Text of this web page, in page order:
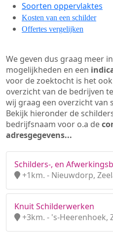
Soorten oppervlaktes
Kosten van een schilder
Offertes vergelijken
We geven dus graag meer
mogelijkheden en een
voor de zoektocht is het
overzicht van de bedrijven
wij graag een overzicht van
Bekijk hieronder de
bedrijfsnaam voor o.a de
adresgegevens...
Schilders-, en
+1km. - Nieuwdorp,
Knuit Schilderwerken
+3km. - 's-Heerenhoek,